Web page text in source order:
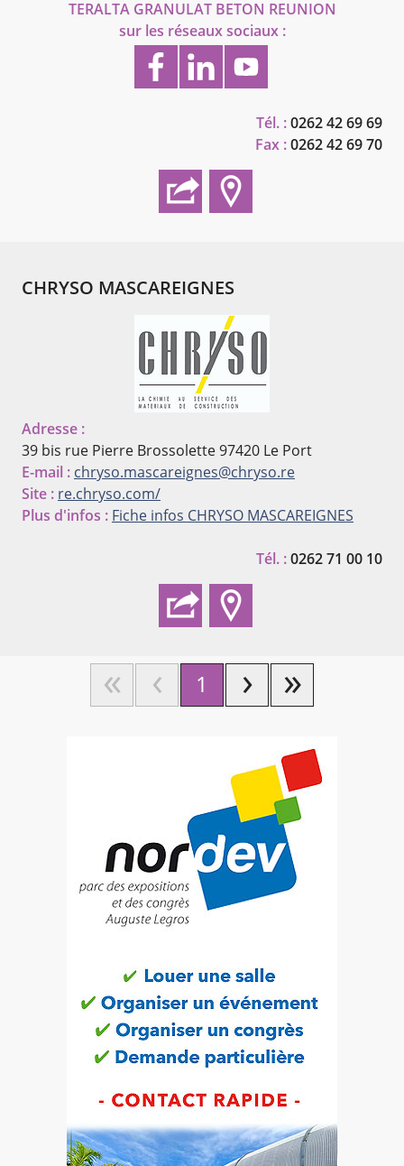
TERALTA GRANULAT BETON REUNION
sur les réseaux sociaux :
Tél. :0262 42 69 69
Fax :0262 42 69 70
CHRYSO MASCAREIGNES
Adresse :
39 bis rue Pierre Brossolette97420 Le Port
E-mail : chryso.mascareignes@chryso.re
Site : re.chryso.com/
Plus d'infos : Fiche infos CHRYSO MASCAREIGNES
Tél. :0262 71 00 10
1